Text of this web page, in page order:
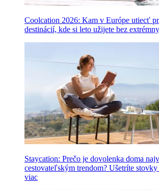
Coolcation 2026: Kam v Európe utiecť
destinácií, kde si leto užijete bez
Staycation: Prečo je dovolenka doma
cestovateľským trendom? Ušetríte stovky
viac